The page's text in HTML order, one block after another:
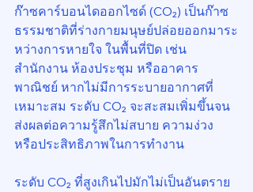
ก๊าซคาร์บอนไดออกไซด์ (CO₂) เป็นก๊าซ
ธรรมชาติที่ร่างกายมนุษย์ปล่อยออกมาระ
หว่างการหายใจ ในพื้นที่ปิด เช่น
สำนักงาน ห้องประชุม หรืออาคาร
พาณิชย์ หากไม่มีการระบายอากาศที่
เหมาะสม ระดับ CO₂ จะสะสมเพิ่มขึ้นจน
ส่งผลต่อความรู้สึกไม่สบาย ความง่วง
หรือประสิทธิภาพในการทำงาน
ระดับ CO₂ ที่สูงเกินไปมักไม่เป็นอันตราย